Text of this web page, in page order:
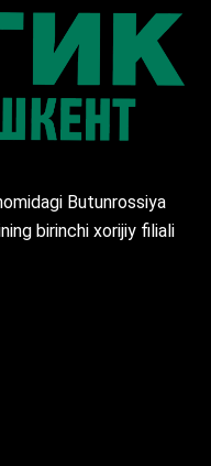
Butunrossiya
birinchi xorijiy filiali